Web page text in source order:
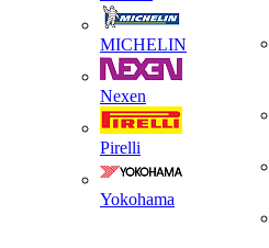
MICHELIN
Nexen
Pirelli
Yokohama